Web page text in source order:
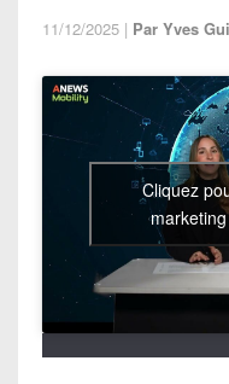
11/12/2025 | Par Yves
Cliquez